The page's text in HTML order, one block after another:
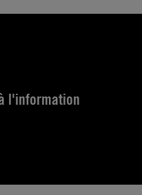
l'information